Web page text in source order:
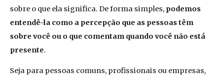
sobre o que ela significa. De forma simples, podemos
entendê-la como a percepção que as pessoas têm
sobre você ou o que comentam quando você não está
presente.
Seja para pessoas comuns, profissionais ou empresas,